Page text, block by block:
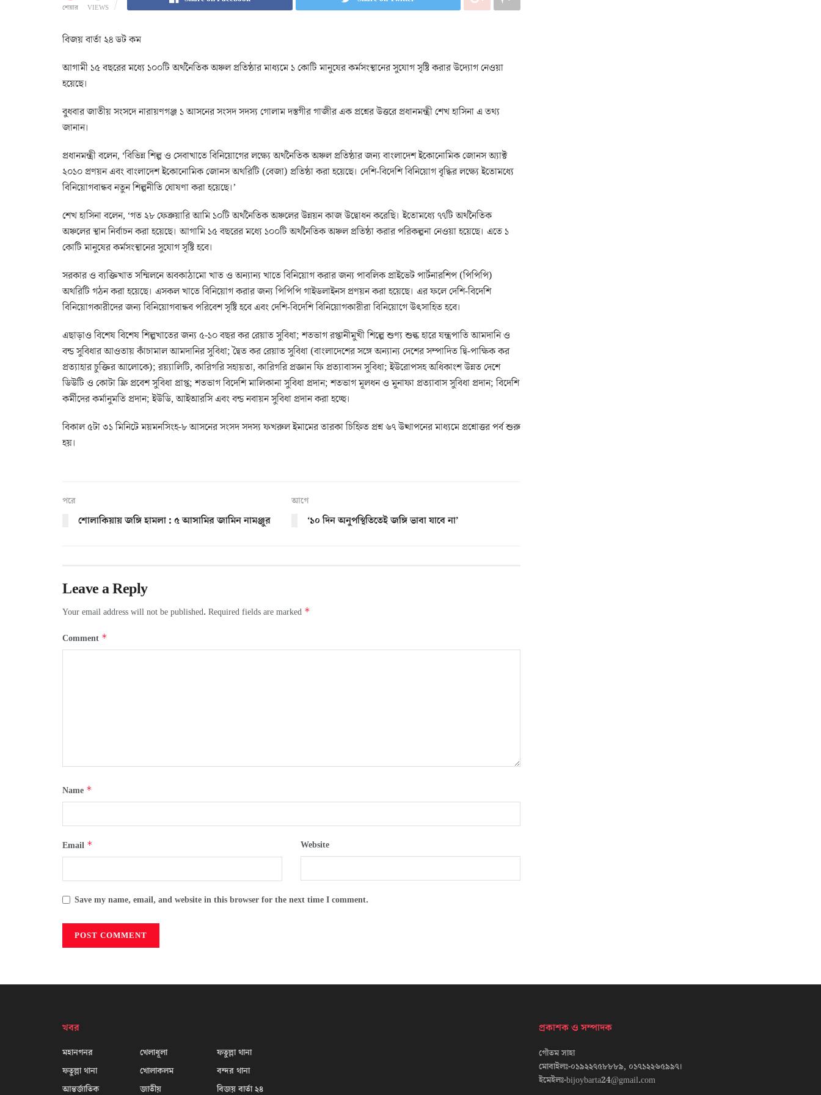
শেয়ার VIEWS
বিজয় বার্তা ২৪ ডট কম
আগামী ১৫ বছরের মধ্যে ১০০টি অর্থনৈতিক অঞ্চল প্রতিষ্ঠার মাধ্যমে ১ কোটি মানুষের কর্মসংস্থানের সুযোগ সৃষ্টি করার উদ্যোগ নেওয়া
হয়েছে।
বুধবার জাতীয় সংসদে নারায়ণগঞ্জ ১ আসনের সংসদ সদস্য গোলাম দস্তগীর গাজীর এক প্রশ্নের উত্তরে প্রধানমন্ত্রী শেখ হাসিনা এ তথ্য
জানান।
প্রধানমন্ত্রী বলেন, ‘বিভিন্ন শিল্প ও সেবাখাতে বিনিয়োগের লক্ষ্যে অর্থনৈতিক অঞ্চল প্রতিষ্ঠার জন্য বাংলাদেশ ইকোনোমিক জোনস অ্যাক্ট
২০১০ প্রণয়ন এবং বাংলাদেশ ইকোনোমিক জোনস অথরিটি (বেজা) প্রতিষ্ঠা করা হয়েছে। দেশি-বিদেশি বিনিয়োগ বৃদ্ধির লক্ষ্যে ইতোমধ্যে
বিনিয়োগবান্ধব নতুন শিল্পনীতি ঘোষণা করা হয়েছে।’
শেখ হাসিনা বলেন, ‘গত ২৮ ফেব্রুয়ারি আমি ১০টি অর্থনৈতিক অঞ্চলের উন্নয়ন কাজ উদ্বোধন করেছি। ইতোমধ্যে ৭৭টি অর্থনৈতিক
অঞ্চলের স্থান নির্বাচন করা হয়েছে। আগামি ১৫ বছরের মধ্যে ১০০টি অর্থনৈতিক অঞ্চল প্রতিষ্ঠা করার পরিকল্পনা নেওয়া হয়েছে। এতে ১
কোটি মানুষের কর্মসংস্থানের সুযোগ সৃষ্টি হবে।
সরকার ও ব্যক্তিখাত সম্মিলনে অবকাঠামো খাত ও অন্যান্য খাতে বিনিয়োগ করার জন্য পাবলিক প্রাইভেট পার্টনারশিপ (পিপিপি)
অথরিটি গঠন করা হয়েছে। এসকল খাতে বিনিয়োগ করার জন্য পিপিপি গাইডলাইনস প্রণয়ন করা হয়েছে। এর ফলে দেশি-বিদেশি
বিনিয়োগকারীদের জন্য বিনিয়োগবান্ধব পরিবেশ সৃষ্টি হবে এবং দেশি-বিদেশি বিনিয়োগকারীরা বিনিয়োগে উৎসাহিত হবে।
এছাড়াও বিশেষ বিশেষ শিল্পখাতের জন্য ৫-১০ বছর কর রেয়াত সুবিধা; শতভাগ রপ্তানীমুখী শিল্পে শুণ্য শুল্ক হারে যন্ত্রপাতি আমদানি ও
বন্ড সুবিধার আওতায় কাঁচামাল আমদানির সুবিধা; দ্বৈত কর রেয়াত সুবিধা (বাংলাদেশের সঙ্গে অন্যান্য দেশের সম্পাদিত দ্বি-পাক্ষিক কর
প্রত্যাহার চুক্তির আলোকে); রয়্যালিটি, কারিগরি সহায়তা, কারিগরি প্রজ্ঞান ফি প্রত্যাবাসন সুবিধা; ইউরোপসহ অধিকাংশ উন্নত দেশে
ডিউটি ও কোটা ফ্রি প্রবেশ সুবিধা প্রাপ্ত; শতভাগ বিদেশি মালিকানা সুবিধা প্রদান; শতভাগ মূলধন ও মুনাফা প্রত্যাবাস সুবিধা প্রদান; বিদেশি
কর্মীদের কর্মানুমতি প্রদান; ইউডি, আইআরসি এবং বন্ড নবায়ন সুবিধা প্রদান করা হচ্ছে।
বিকাল ৫টা ৩১ মিনিটে ময়মনসিংহ-৮ আসনের সংসদ সদস্য ফখরুল ইমামের তারকা চিহ্নিত প্রশ্ন ৬৭ উত্থাপনের মাধ্যমে প্রশ্নোত্তর পর্ব শুরু
হয়।
পরে
শোলাকিয়ায় জঙ্গি হামলা : ৫ আসামির জামিন নামঞ্জুর
আগে
‘১০ দিন অনুপস্থিতিতেই জঙ্গি ভাবা যাবে না’
Leave a Reply
Your email address will not be published. Required fields are marked *
Comment *
Name *
Email * Website
Save my name, email, and website in this browser for the next time I comment.
খবর
মহানগনর
ফতুল্লা থানা
আন্তর্জাতিক
খেলাধূলা
খোলাকলম
জাতীয়
ফতুল্লা থানা
বন্দর থানা
বিজয় বার্তা ২৪
প্রকাশক ও সম্পাদক
গৌতম সাহা
মোবাইলঃ-০১৯২২৭৫৮৮৮৯, ০১৭১২২৬৫৯৯৭।
ইমেইলঃ-bijoybarta24@gmail.com